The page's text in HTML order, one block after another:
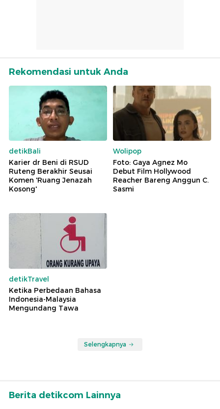
Rekomendasi untuk Anda
detikBali
Karier dr Beni di RSUD
Ruteng Berakhir Seusai
Komen 'Ruang Jenazah
Kosong'
Wolipop
Foto: Gaya Agnez Mo
Debut Film Hollywood
Reacher Bareng Anggun C.
Sasmi
detikTravel
Ketika Perbedaan Bahasa
Indonesia-Malaysia
Mengundang Tawa
Selengkapnya
Berita detikcom Lainnya